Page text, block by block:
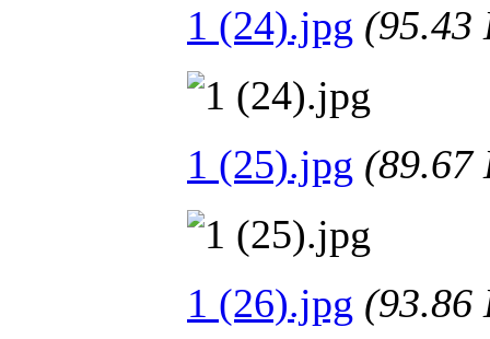
1 (24).jpg (95.43
1 (25).jpg (89.67
1 (26).jpg (93.86